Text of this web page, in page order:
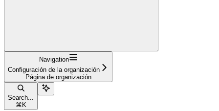
Navigation
Configuración de la organización
Página de organización
Search...
⌘ K